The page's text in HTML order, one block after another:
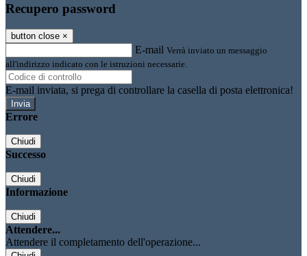
Recupero password
button close ×
E-mail Verrà inviato un messaggio
all'indirizzo indicato con le istruzioni necessarie.
E-mail inviata, si prega di controllare la casella di posta elettronica!
Errore
Chiudi
Successo
Chiudi
Informazione
Chiudi
Attendere...
Attendere il completamento dell'operazione...